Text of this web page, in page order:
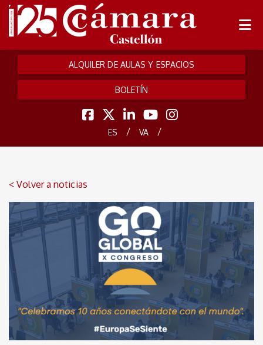
ALQUILER DE AULAS Y ESPACIOS
BOLETÍN
ES / VA /
< Volver a noticias